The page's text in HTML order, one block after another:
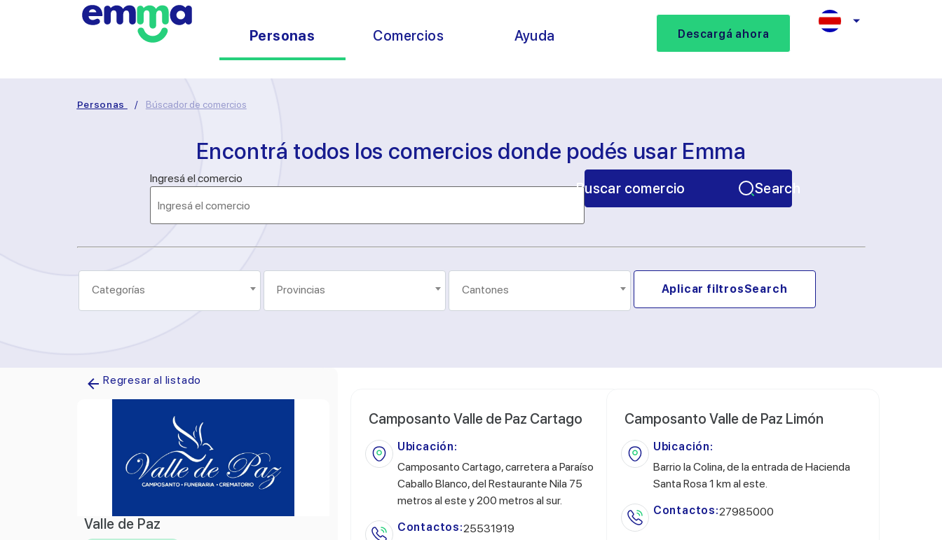
Personas Comercios Ayuda Descargá ahora
Personas / Búscador de comercios
Encontrá todos los comercios donde podés usar Emma
Ingresá el comercio
Buscar comercio Search
Aplicar filtrosSearch
Regresar al listado
Valle de Paz
Camposanto Valle de Paz Cartago
Ubicación:
Camposanto Cartago, carretera a Paraíso
Caballo Blanco, del Restaurante Nila 75
metros al este y 200 metros al sur.
Contactos:25531919
Camposanto Valle de Paz Limón
Ubicación:
Barrio la Colina, de la entrada de Hacienda
Santa Rosa 1 km al este.
Contactos:27985000